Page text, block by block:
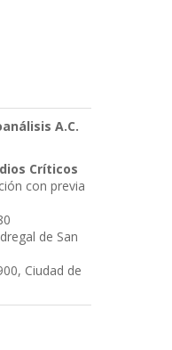
A.C.
Críticos
con previa
de San
Ciudad de